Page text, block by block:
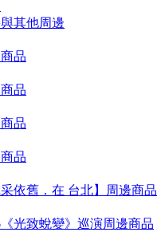
其他周邊
品
品
品
品
采依舊．在 台北】周邊商品
《光致蛻變》巡演周邊商品